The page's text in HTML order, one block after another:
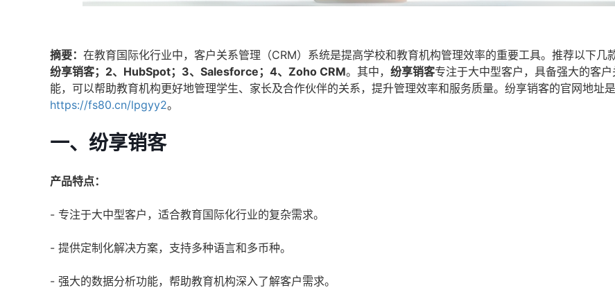
摘要： 在教育国际化行业中，客户关系管理（CRM）系统是提高学校和教育机构管理效率的重要工具。推荐以下几款
纷享销客；2、HubSpot；3、Salesforce；4、Zoho CRM。其中， 纷享销客专注于大中型客户，具备强大的客
能，可以帮助教育机构更好地管理学生、家长及合作伙伴的关系，提升管理效率和服务质量。纷享销客的官网地址是
https://fs80.cn/lpgyy2。
一、纷享销客
产品特点：
- 专注于大中型客户，适合教育国际化行业的复杂需求。
- 提供定制化解决方案，支持多种语言和多币种。
- 强大的数据分析功能，帮助教育机构深入了解客户需求。